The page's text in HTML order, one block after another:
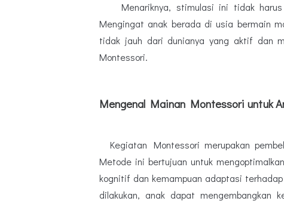
Menariknya, stimulasi ini tidak harus
Mengingat anak berada di usia bermain
tidak jauh dari dunianya yang aktif dan
Montessori.
Mengenal Mainan Montessori untuk
Kegiatan Montessori merupakan
Metode ini bertujuan untuk
kognitif dan kemampuan adaptasi
dilakukan, anak dapat mengembangkan